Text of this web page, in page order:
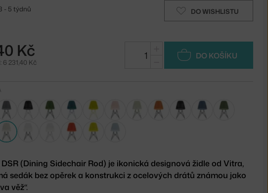
DO WISHLISTU
- 5 týdnů
Kč
6 231,40 Kč
DO KOŠÍKU
DSR (Dining Sidechair Rod) je ikonická designová židle od Vitra,
sedák bez opěrek a konstrukci z ocelových drátů známou jako
věž“.